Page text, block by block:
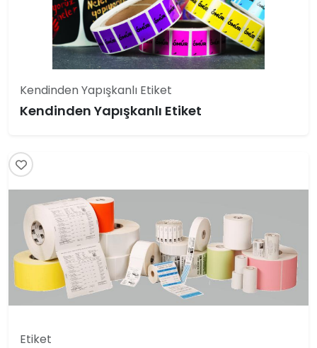
Kendinden Yapışkanlı Etiket
Kendinden Yapışkanlı Etiket
Etiket